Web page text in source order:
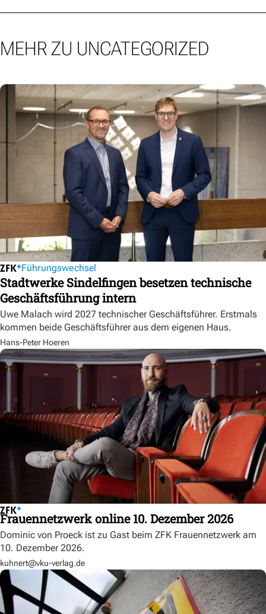
MEHR ZU UNCATEGORIZED
Führungswechsel
Stadtwerke Sindelfingen besetzen technische
Geschäftsführung intern
Uwe Malach wird 2027 technischer Geschäftsführer. Erstmals
kommen beide Geschäftsführer aus dem eigenen Haus.
Hans-Peter Hoeren
Frauennetzwerk online 10. Dezember 2026
Dominic von Proeck ist zu Gast beim ZFK Frauennetzwerk am
10. Dezember 2026.
kuhnert@vku-verlag.de